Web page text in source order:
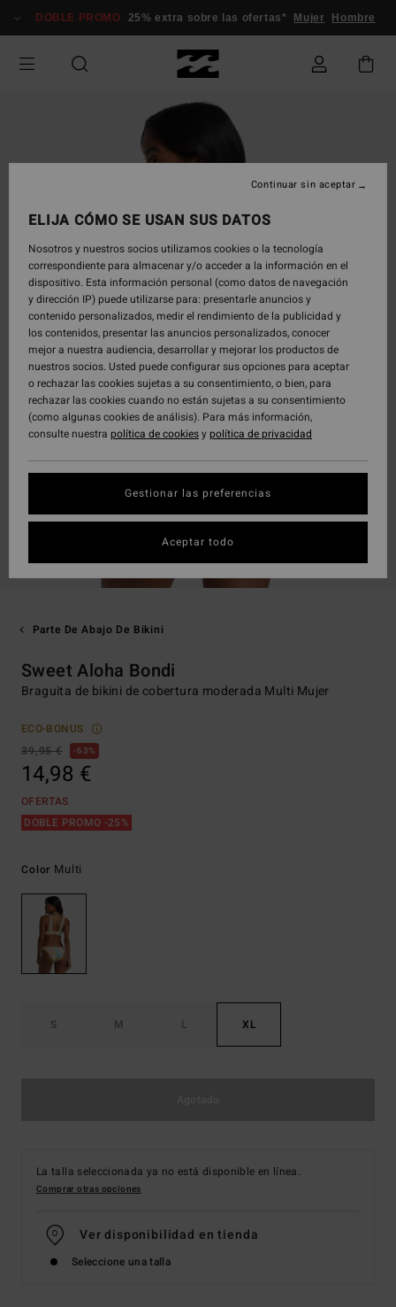
información
DOBLE PROMO 25% extra sobre las ofertas* Mujer Hombre
Parte De Abajo De Bikini
Sweet Aloha Bondi
Braguita de bikini de cobertura moderada Multi Mujer
ECO-BONUS
39,95 €
63%
14,98 €
OFERTAS
DOBLE PROMO -25%
Color Multi
S M L XL
La talla seleccionada ya no está disponible en línea.
Comprar otras opciones
Ver disponibilidad en tienda
Seleccione una talla
ELIJA CÓMO SE USAN SUS DATOS
Nosotros y nuestros socios utilizamos cookies o la tecnología
correspondiente para almacenar y/o acceder a la información en el
dispositivo. Esta información personal (como datos de navegación
y dirección IP) puede utilizarse para: presentarle anuncios y
contenido personalizados, medir el rendimiento de la publicidad y
los contenidos, presentar las anuncios personalizados, conocer
mejor a nuestra audiencia, desarrollar y mejorar los productos de
nuestros socios. Usted puede configurar sus opciones para aceptar
o rechazar las cookies sujetas a su consentimiento, o bien, para
rechazar las cookies cuando no están sujetas a su consentimiento
(como algunas cookies de análisis). Para más información,
consulte nuestra política de cookiesypolítica de privacidad
Gestionar las preferencias
Continuar sin aceptar
Aceptar todo